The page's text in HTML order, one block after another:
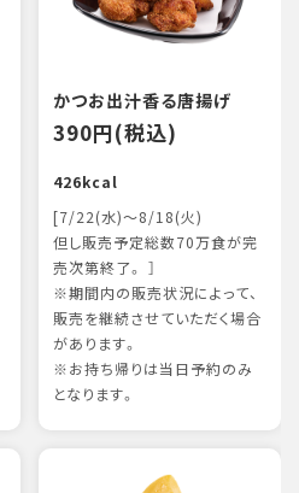
かつお出汁香る唐揚げ
390円(税込)
426kcal
[7/22(水)～8/18(火)
但し販売予定総数70万食が完
売次第終了。 ］
※期間内の販売状況によって、
販売を継続させていただく場合
があります。
※お持ち帰りは当日予約のみ
となります。